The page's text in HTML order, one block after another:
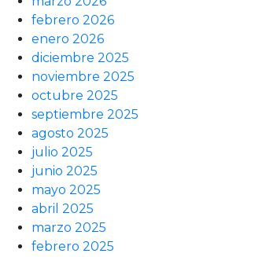
febrero 2026
enero 2026
diciembre 2025
noviembre 2025
octubre 2025
septiembre 2025
agosto 2025
julio 2025
junio 2025
mayo 2025
abril 2025
marzo 2025
febrero 2025